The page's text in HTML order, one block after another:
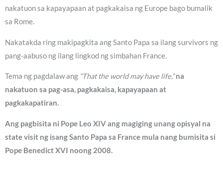
nakatuon sa kapayapaan at pagkakaisa ng Europe bago bumalik
sa Rome.
Nakatakda ring makipagkita ang Santo Papa sa ilang survivors ng
pang-aabuso ng ilang lingkod ng simbahan France.
Tema ng pagdalaw ang “That the world may have life,”na
nakatuon sa pag-asa, pagkakaisa, kapayapaan at
pagkakapatiran.
Ang pagbisita ni Pope Leo XIV ang magiging unang opisyal na
state visit ng isang Santo Papa sa France mula nang bumisita si
Pope Benedict XVI noong 2008.